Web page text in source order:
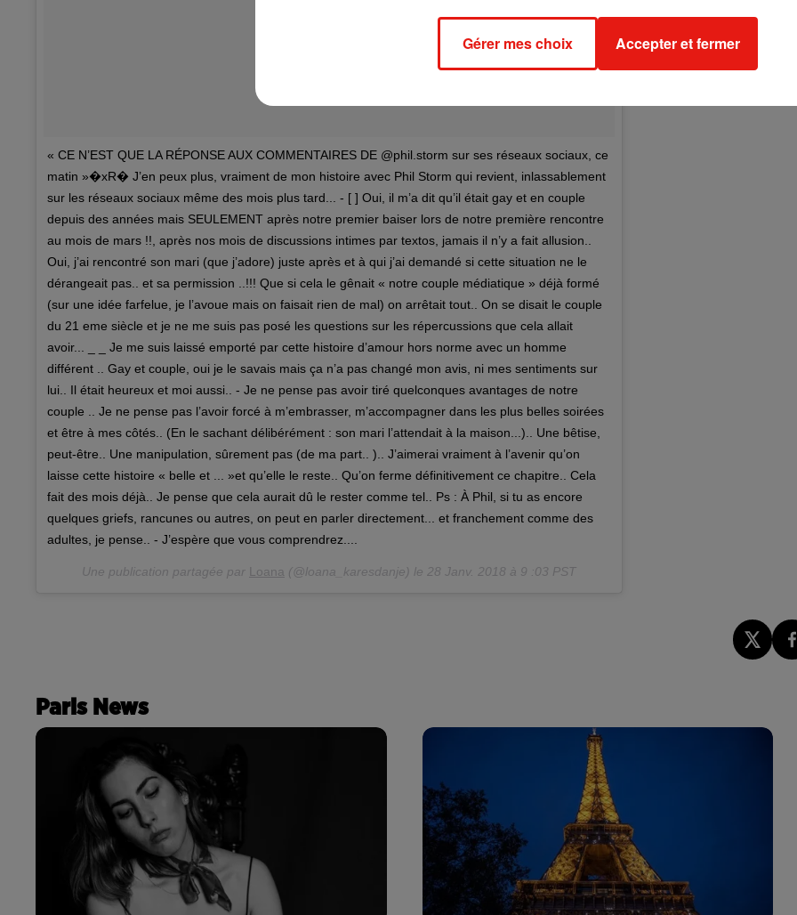
« CE N’EST QUE LA RÉPONSE AUX COMMENTAIRES DE @phil.storm sur ses réseaux sociaux, ce
matin »�xR� J’en peux plus, vraiment de mon histoire avec Phil Storm qui revient, inlassablement
sur les réseaux sociaux même des mois plus tard... - [ ] Oui, il m’a dit qu’il était gay et en couple
depuis des années mais SEULEMENT après notre premier baiser lors de notre première rencontre
au mois de mars !!, après nos mois de discussions intimes par textos, jamais il n’y a fait allusion..
Oui, j’ai rencontré son mari (que j’adore) juste après et à qui j’ai demandé si cette situation ne le
dérangeait pas.. et sa permission ..!!! Que si cela le gênait « notre couple médiatique » déjà formé
(sur une idée farfelue, je l’avoue mais on faisait rien de mal) on arrêtait tout.. On se disait le couple
du 21 eme siècle et je ne me suis pas posé les questions sur les répercussions que cela allait
avoir... _ _ Je me suis laissé emporté par cette histoire d’amour hors norme avec un homme
différent .. Gay et couple, oui je le savais mais ça n’a pas changé mon avis, ni mes sentiments sur
lui.. Il était heureux et moi aussi.. - Je ne pense pas avoir tiré quelconques avantages de notre
couple .. Je ne pense pas l’avoir forcé à m’embrasser, m’accompagner dans les plus belles soirées
et être à mes côtés.. (En le sachant délibérément : son mari l’attendait à la maison...).. Une bêtise,
peut-être.. Une manipulation, sûrement pas (de ma part.. ).. J’aimerai vraiment à l’avenir qu’on
laisse cette histoire « belle et ... »et qu’elle le reste.. Qu’on ferme définitivement ce chapitre.. Cela
fait des mois déjà.. Je pense que cela aurait dû le rester comme tel.. Ps : À Phil, si tu as encore
quelques griefs, rancunes ou autres, on peut en parler directement... et franchement comme des
adultes, je pense.. - J’espère que vous comprendrez....
Une publication partagée par Loana (@loana_karesdanje) le 28 Janv. 2018 à 9 :03 PST
Paris News
Gérer mes choix Accepter et fermer